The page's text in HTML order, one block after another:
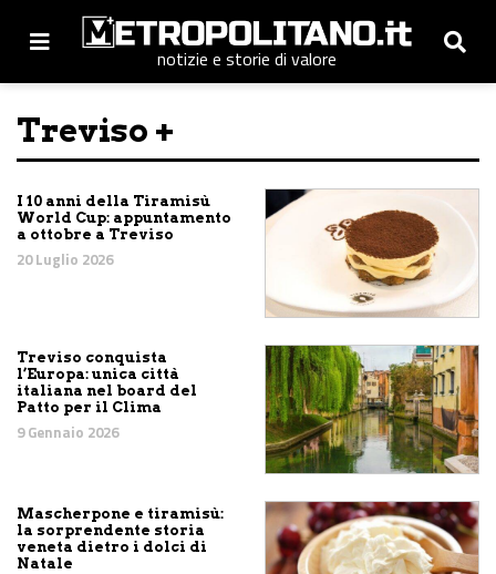
notizie e storie di valore
Treviso +
I 10 anni della Tiramisù
World Cup: appuntamento
a ottobre a Treviso
20 Luglio 2026
Treviso conquista
l’Europa: unica città
italiana nel board del
Patto per il Clima
9 Gennaio 2026
Mascherpone e tiramisù:
la sorprendente storia
veneta dietro i dolci di
Natale